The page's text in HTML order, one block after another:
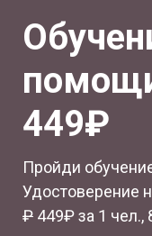
449₽
Пройди
Удостоверение
₽ 449₽ за 1 чел.,